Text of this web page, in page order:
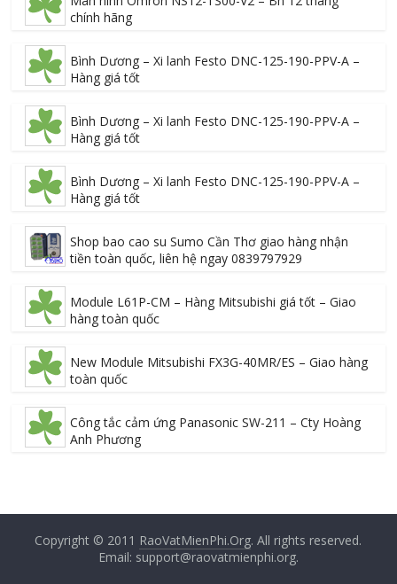
chính hãng
Bình Dương – Xi lanh Festo DNC-125-190-PPV-A –
Hàng giá tốt
Bình Dương – Xi lanh Festo DNC-125-190-PPV-A –
Hàng giá tốt
Bình Dương – Xi lanh Festo DNC-125-190-PPV-A –
Hàng giá tốt
Shop bao cao su Sumo Cần Thơ giao hàng nhận
tiền toàn quốc, liên hệ ngay 0839797929
Module L61P-CM – Hàng Mitsubishi giá tốt – Giao
hàng toàn quốc
New Module Mitsubishi FX3G-40MR/ES – Giao hàng
toàn quốc
Công tắc cảm ứng Panasonic SW-211 – Cty Hoàng
Anh Phương
Copyright © 2011 RaoVatMienPhi.Org. All rights reserved.
Email: support@raovatmienphi.org.